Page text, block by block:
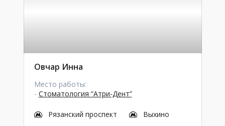
Овчар Инна
Место работы:
- Стоматология “Атри-Дент”
Рязанский проспект Выхино